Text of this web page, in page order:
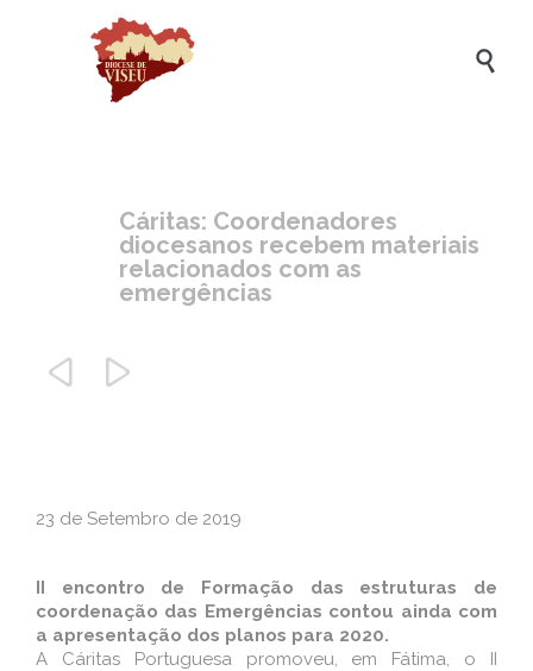

Cáritas: Coordenadores
diocesanos recebem materiais
relacionados com as
emergências
 
23 de Setembro de 2019
II encontro de Formação das estruturas de
coordenação das Emergências contou ainda com
a apresentação dos planos para 2020.
A Cáritas Portuguesa promoveu, em Fátima, o II